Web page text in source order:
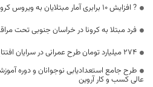
? افزایش 10 برابری آمار مبتلایان به ویروس کرونا در خراسان جنوبی
فرد مبتلا به کرونا در خراسان جنوبی تحت
۲۷۴ میلیارد تومان طرح عمرانی در سرایان افتتاح شد
طرح جامع استعدادیابی نوجوانان و دوره
عالی کسب و کار آروین